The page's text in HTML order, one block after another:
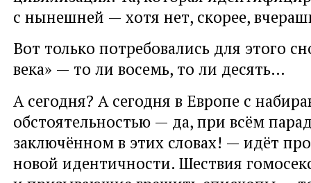
с нынешней — хотя нет, скорее,
Вот только потребовались для этого
века» — то ли восемь, то ли десять…
А сегодня? А сегодня в Европе с
обстоятельностью — да, при всём
заключённом в этих словах! — идёт
новой идентичности. Шествия